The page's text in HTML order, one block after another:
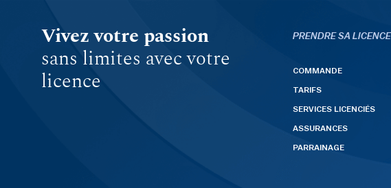
Vivez votre passion
sans limites avec votre
licence
PRENDRE SA LICENCE
COMMANDE
TARIFS
SERVICES LICENCIÉS
ASSURANCES
PARRAINAGE